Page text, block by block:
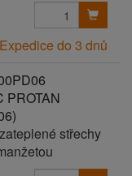
Expedice do 3 dnů
PROTAN
střechy